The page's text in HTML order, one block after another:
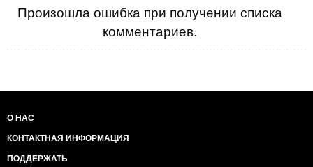
Произошла ошибка при получении списка
комментариев.
О НАС
КОНТАКТНАЯ ИНФОРМАЦИЯ
ПОДДЕРЖАТЬ